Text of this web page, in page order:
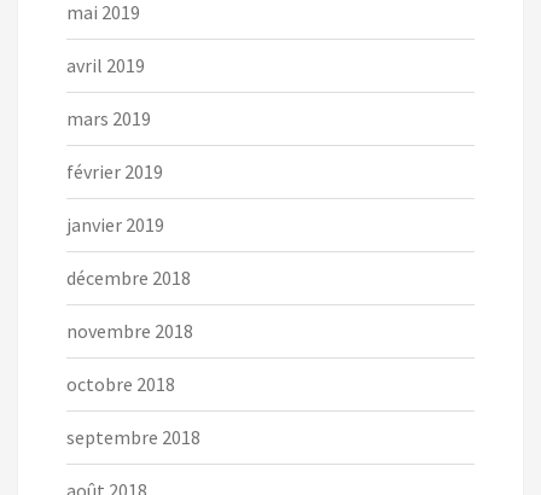
mai 2019
avril 2019
mars 2019
février 2019
janvier 2019
décembre 2018
novembre 2018
octobre 2018
septembre 2018
août 2018